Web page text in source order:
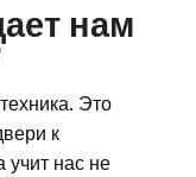
нам
Это
к
нас не